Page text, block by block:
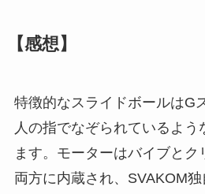
【感想】
特徴的なスライドボールはG
人の指でなぞられているよ
ます。モーターはバイブと
両方に内蔵され、SVAKOM